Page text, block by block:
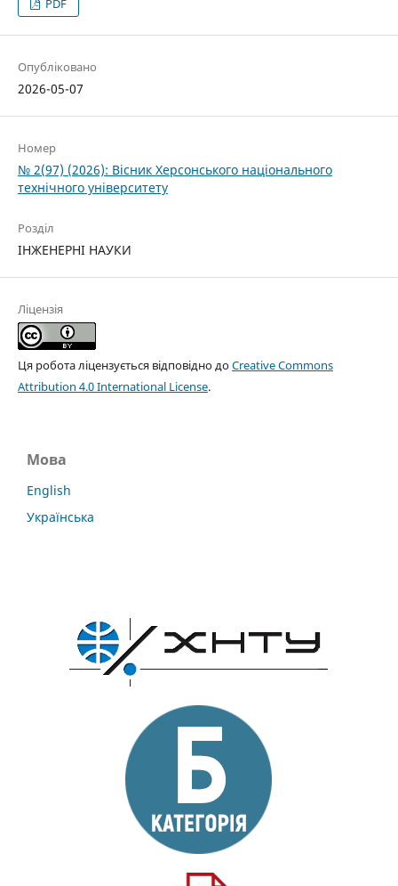
PDF
Опубліковано
2026-05-07
Номер
№ 2(97) (2026): Вісник Херсонського національного
технічного університету
Розділ
ІНЖЕНЕРНІ НАУКИ
Ліцензія
Ця робота ліцензується відповідно доCreative Commons
Attribution 4.0 International License.
Мова
English
Українська